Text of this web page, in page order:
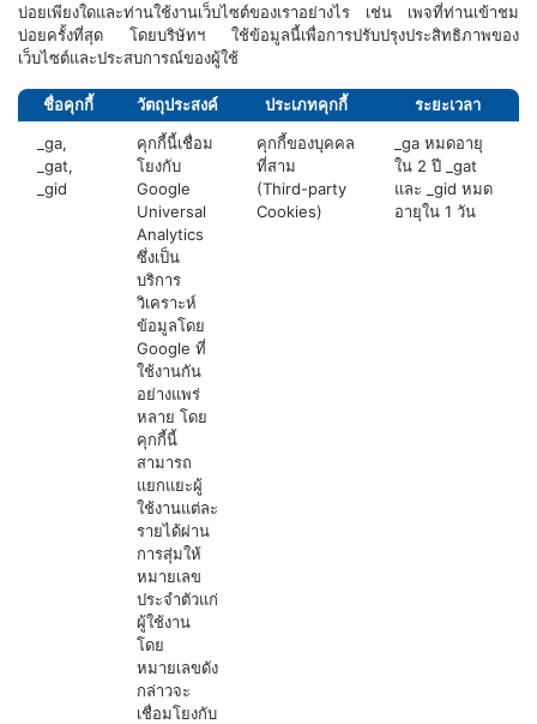
บ่อยเพียงใดและท่านใช้งานเว็บไซต์ของเราอย่างไร เช่น เพจที่ท่านเข้าชม
บ่อยครั้งที่สุด โดยบริษัทฯ ใช้ข้อมูลนี้เพื่อการปรับปรุงประสิทธิภาพของ
เว็บไซต์และประสบการณ์ของผู้ใช้
ชื่อคุกกี้ วัตถุประสงค์ ประเภทคุกกี้
ระยะเวลา
_ga,
_gat,
_gid
คุกกี้นี้เชื่อม
โยงกับ
Google
Universal
Analytics
ซึ่งเป็น
บริการ
วิเคราะห์
ข้อมูลโดย
Google ที่
ใช้งานกัน
อย่างแพร่
หลาย โดย
คุกกี้นี้
สามารถ
แยกแยะผู้
ใช้งานแต่ละ
รายได้ผ่าน
การสุ่มให้
หมายเลข
ประจำตัวแก่
ผู้ใช้งาน
โดย
หมายเลขดัง
กล่าวจะ
เชื่อมโยงกับ
คุกกี้ของบุคคล
ที่สาม
(Third-party
Cookies)
_ga หมดอายุ
ใน 2 ปี _gat
และ _gid หมด
อายุใน 1 วัน